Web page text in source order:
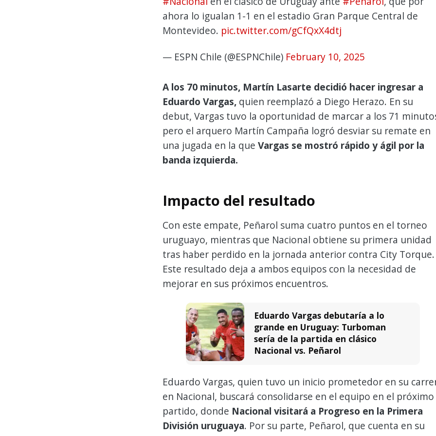
ahora lo igualan 1-1 en el estadio Gran Parque Central de
Montevideo. pic.twitter.com/gCfQxX4dtj
— ESPN Chile (@ESPNChile) February 10, 2025
A los 70 minutos, Martín Lasarte decidió hacer ingresar a
Eduardo Vargas, quien reemplazó a Diego Herazo. En su
debut, Vargas tuvo la oportunidad de marcar a los 71
pero el arquero Martín Campaña logró desviar su remate en
una jugada en la que Vargas se mostró rápido y ágil por la
banda izquierda.
Impacto del resultado
Con este empate, Peñarol suma cuatro puntos en el torneo
uruguayo, mientras que Nacional obtiene su primera unidad
tras haber perdido en la jornada anterior contra City Torque.
Este resultado deja a ambos equipos con la necesidad de
mejorar en sus próximos encuentros.
Eduardo Vargas debutaría a lo
grande en Uruguay: Turboman
sería de la partida en clásico
Nacional vs. Peñarol
Eduardo Vargas, quien tuvo un inicio prometedor en su
en Nacional, buscará consolidarse en el equipo en el próximo
partido, donde Nacional visitará a Progreso en la Primera
División uruguaya. Por su parte, Peñarol, que cuenta en su